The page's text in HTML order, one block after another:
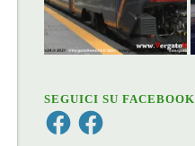
SEGUICI SU FACEBOOK
FacebookFacebook